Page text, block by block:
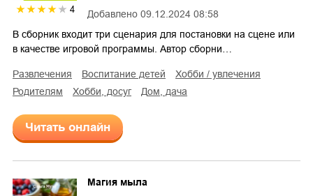
4 Добавлено 09.12.2024 08:58
В сборник входит три сценария для постановки на сцене или
в качестве игровой программы. Автор сборни…
развлечения воспитание детей
хобби / увлечения
родителям
хобби, досуг дом, дача
Читать онлайн
Магия мыла